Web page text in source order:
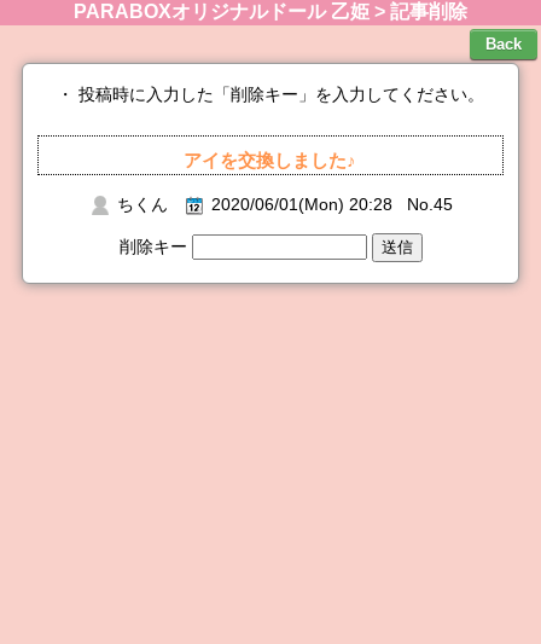
PARABOXオリジナルドール 乙姫 > 記事削除
・ 投稿時に入力した「削除キー」を入力してください。
アイを交換しました♪
ちくん 2020/06/01(Mon) 20:28 No.45
削除キー